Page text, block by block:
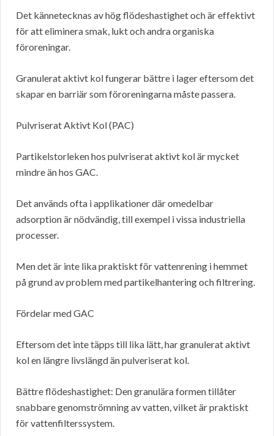
Det kännetecknas av hög flödeshastighet och är effektivt
för att eliminera smak, lukt och andra organiska
föroreningar.
Granulerat aktivt kol fungerar bättre i lager eftersom det
skapar en barriär som föroreningarna måste passera.
Pulvriserat Aktivt Kol (PAC)
Partikelstorleken hos pulvriserat aktivt kol är mycket
mindre än hos GAC.
Det används ofta i applikationer där omedelbar
adsorption är nödvändig, till exempel i vissa industriella
processer.
Men det är inte lika praktiskt för vattenrening i hemmet
på grund av problem med partikelhantering och filtrering.
Fördelar med GAC
Eftersom det inte täpps till lika lätt, har granulerat aktivt
kol en längre livslängd än pulveriserat kol.
Bättre flödeshastighet: Den granulära formen tillåter
snabbare genomströmning av vatten, vilket är praktiskt
för vattenfilterssystem.